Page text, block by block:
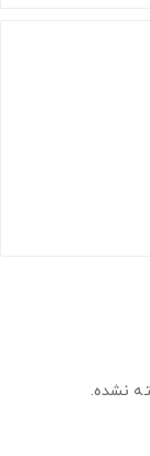
نشده.